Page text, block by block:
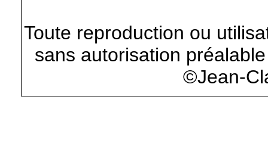
Toute reproduction ou
sans autorisation
©Jean-